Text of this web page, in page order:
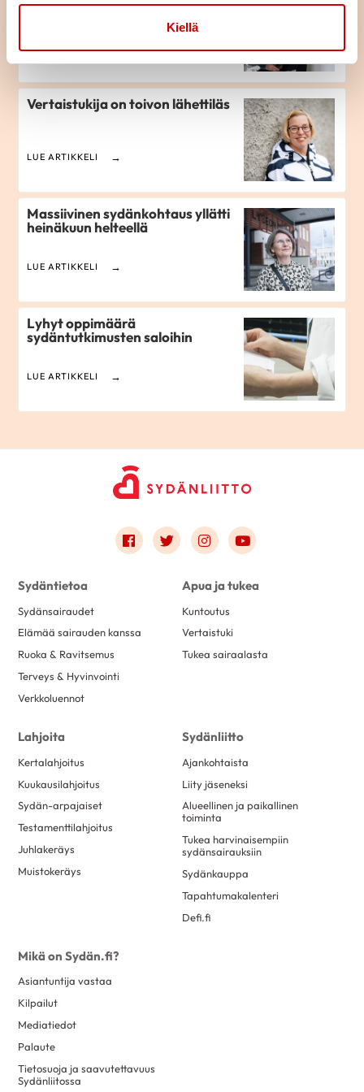
Kiellä
tässä
Vertaistukija on toivon lähettiläs
LUE ARTIKKELI
Massiivinen sydänkohtaus yllätti
heinäkuun helteellä
LUE ARTIKKELI
Lyhyt oppimäärä
sydäntutkimusten saloihin
LUE ARTIKKELI
Link to facebook
Link to twitter
Link to instagram
Link to youtube
Sydäntietoa
Sydänsairaudet
Elämää sairauden kanssa
Ruoka & Ravitsemus
Terveys & Hyvinvointi
Verkkoluennot
Apua ja tukea
Kuntoutus
Vertaistuki
Tukea sairaalasta
Lahjoita
Kertalahjoitus
Kuukausilahjoitus
Sydän-arpajaiset
Testamenttilahjoitus
Juhlakeräys
Muistokeräys
Sydänliitto
Ajankohtaista
Liity jäseneksi
Alueellinen ja paikallinen
toiminta
Tukea harvinaisempiin
sydänsairauksiin
Sydänkauppa
Tapahtumakalenteri
Defi.fi
Mikä on Sydän.fi?
Asiantuntija vastaa
Kilpailut
Mediatiedot
Palaute
Tietosuoja ja saavutettavuus
Sydänliitossa